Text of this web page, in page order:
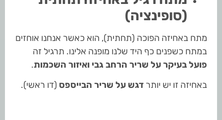
(סופינציה)
מתח באחיזה הפוכה (תחתית), הוא כאשר אנחנו אוחזים
במתח כשפנים כף היד שלנו מופנה אלינו. תרגיל זה
פועל בעיקר על שריר הרחב גבי ואיזור השכמות.
באחיזה זו יש יותר דגש על שריר הבייספס (דו ראשי).